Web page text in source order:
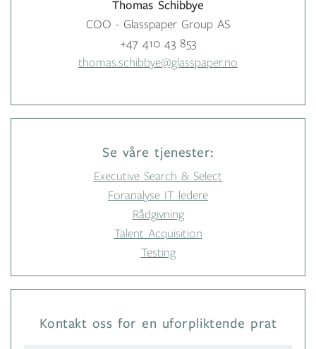
Thomas Schibbye
COO - Glasspaper Group AS
+47 410 43 853
thomas.schibbye@glasspaper.no
Se våre tjenester:
Executive Search & Select
Foranalyse IT ledere
Rådgivning
Talent Acquisition
Testing
Kontakt oss for en uforpliktende prat